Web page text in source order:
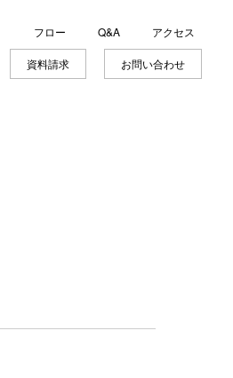
フロー Q&A アクセス
資料請求 お問い合わせ